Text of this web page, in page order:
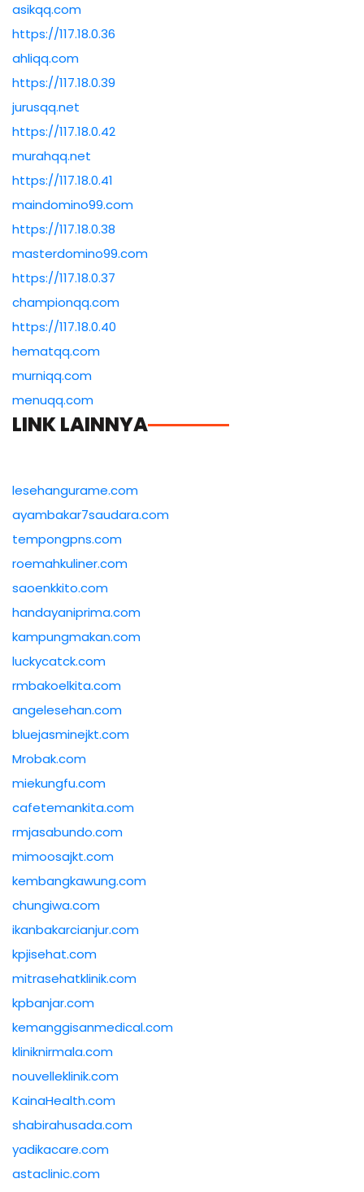
asikqq.com
https://117.18.0.36
ahliqq.com
https://117.18.0.39
jurusqq.net
https://117.18.0.42
murahqq.net
https://117.18.0.41
maindomino99.com
https://117.18.0.38
masterdomino99.com
https://117.18.0.37
championqq.com
https://117.18.0.40
hematqq.com
murniqq.com
menuqq.com
LINK LAINNYA
lesehangurame.com
ayambakar7saudara.com
tempongpns.com
roemahkuliner.com
saoenkkito.com
handayaniprima.com
kampungmakan.com
luckycatck.com
rmbakoelkita.com
angelesehan.com
bluejasminejkt.com
Mrobak.com
miekungfu.com
cafetemankita.com
rmjasabundo.com
mimoosajkt.com
kembangkawung.com
chungiwa.com
ikanbakarcianjur.com
kpjisehat.com
mitrasehatklinik.com
kpbanjar.com
kemanggisanmedical.com
kliniknirmala.com
nouvelleklinik.com
KainaHealth.com
shabirahusada.com
yadikacare.com
astaclinic.com